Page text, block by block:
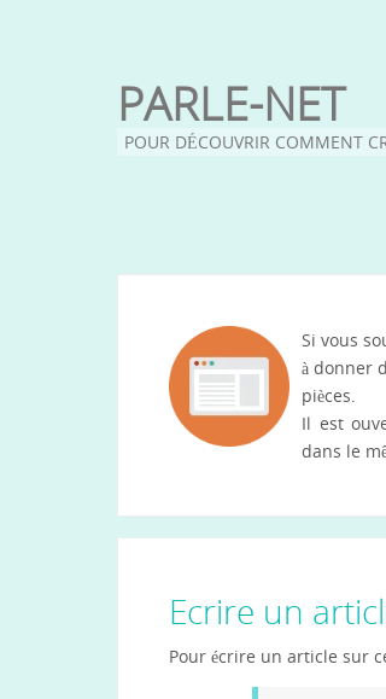
PARLE-NET
POUR DÉCOUVRIR COMMENT
Si vous
à donner
pièces.
Il est
dans le
Ecrire un
Pour écrire un article sur